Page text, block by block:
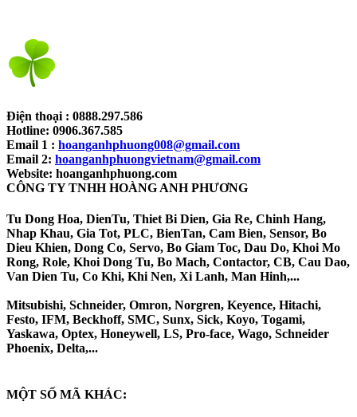
Điện thoại : 0888.297.586
Hotline: 0906.367.585
Email 1 : hoanganhphuong008@gmail.com
Email 2: hoanganhphuongvietnam@gmail.com
Website: hoanganhphuong.com
CÔNG TY TNHH HOÀNG ANH PHƯƠNG​
Tu Dong Hoa, DienTu, Thiet Bi Dien, Gia Re, Chinh Hang,
Nhap Khau, Gia Tot, PLC, BienTan, Cam Bien, Sensor, Bo
Dieu Khien, Dong Co, Servo, Bo Giam Toc, Dau Do, Khoi Mo
Rong, Role, Khoi Dong Tu, Bo Mach, Contactor, CB, Cau Dao,
Van Dien Tu, Co Khi, Khi Nen, Xi Lanh, Man Hinh,...
Mitsubishi, Schneider, Omron, Norgren, Keyence, Hitachi,
Festo, IFM, Beckhoff, SMC, Sunx, Sick, Koyo, Togami,
Yaskawa, Optex, Honeywell, LS, Pro-face, Wago, Schneider
Phoenix, Delta,...
MỘT SỐ MÃ KHÁC:​